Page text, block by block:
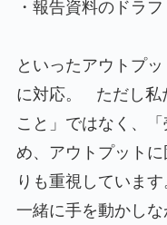
・報告資料のドラ
といったアウトプ
に対応。 ただし私
こと」ではなく、
め、アウトプット
りも重視しています
一緒に手を動かしな